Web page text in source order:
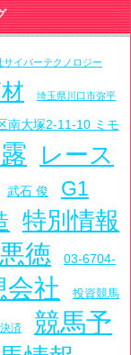
サイバーテクノロジー
埼玉県川口市弥平
南大塚2-11-10 ミモ
レース
武石 俊 G1
特別情報
悪徳 03-6704-
会社 投資競馬
済
競馬予